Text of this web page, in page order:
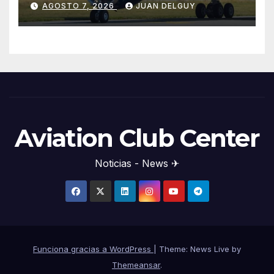
AGOSTO 7, 2026 JUAN DELGUY
Aviation Club Center
Noticias - News ✈
Funciona gracias a WordPress
Theme: News Live by
Themeansar.